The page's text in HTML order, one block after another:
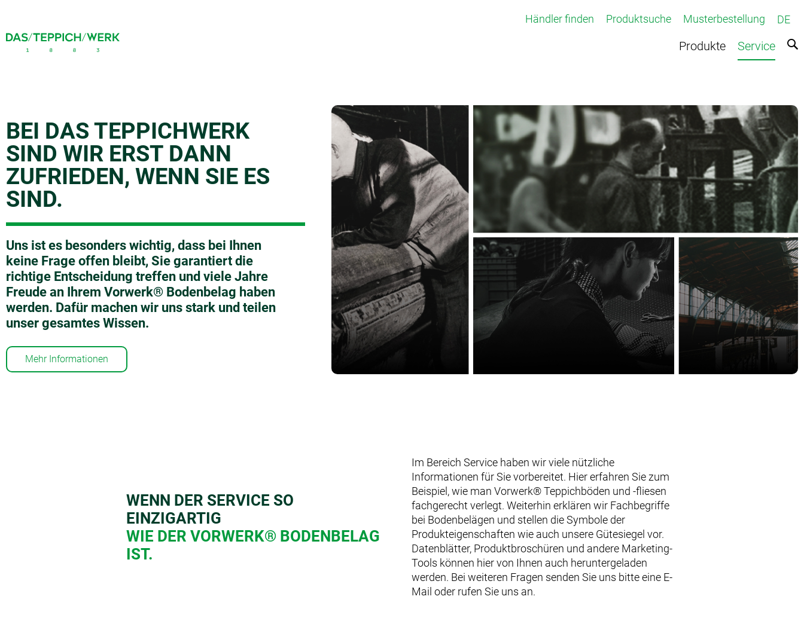
DE
Händler finden Produktsuche Musterbestellung
Produkte
Übersicht
#CUT & #LOOP - getufteter Teppichboden
#WOVEN - gewebter Teppichboden
#TILES - Akustikfliese
#RUGS - abgepasster Teppich
Individualisierung
Konfiguratoren
Service
BEI DAS TEPPICHWERK
SIND WIR ERST DANN
ZUFRIEDEN, WENN SIE ES
SIND.
Uns ist es besonders wichtig, dass bei Ihnen
keine Frage offen bleibt, Sie garantiert die
richtige Entscheidung treffen und viele Jahre
Freude an Ihrem Vorwerk® Bodenbelag haben
werden. Dafür machen wir uns stark und teilen
unser gesamtes Wissen.
Mehr Informationen
WENN DER SERVICE SO
EINZIGARTIG
WIE DER VORWERK® BODENBELAG
IST.
Im Bereich Service haben wir viele nützliche
Informationen für Sie vorbereitet. Hier erfahren Sie zum
Beispiel, wie man Vorwerk® Teppichböden und -fliesen
fachgerecht verlegt. Weiterhin erklären wir Fachbegriffe
bei Bodenbelägen und stellen die Symbole der
Produkteigenschaften wie auch unsere Gütesiegel vor.
Datenblätter, Produktbroschüren und andere Marketing-
Tools können hier von Ihnen auch heruntergeladen
werden. Bei weiteren Fragen senden Sie uns bitte eine E-
Mail oder rufen Sie uns an.